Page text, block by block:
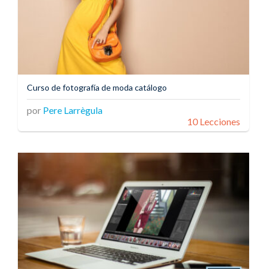
Curso de fotografía de moda catálogo
por Pere Larrègula
10 Lecciones